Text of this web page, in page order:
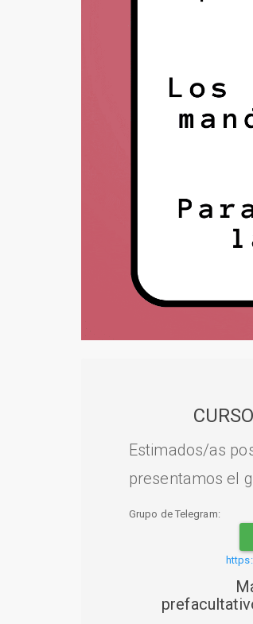
Estimados/as
presentamos el
Grupo de Telegram: